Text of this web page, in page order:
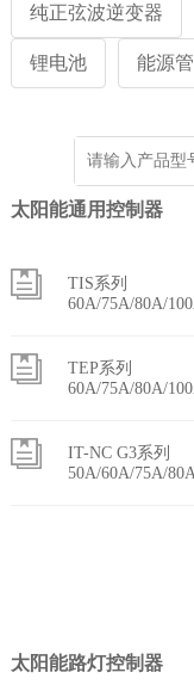
纯正弦波逆变器
锂电池 能源
太阳能通用控制器
TIS系列
60A/75A/80A/
TEP系列
60A/75A/80A/
IT-NC G3系列
50A/60A/75A/
太阳能路灯控制器